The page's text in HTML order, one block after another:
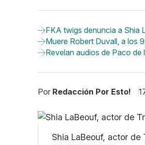
FKA twigs denuncia a Shia
Muere Robert Duvall, a los
Revelan audios de Paco de
Por Redacción Por Esto!
Shia LaBeouf, actor